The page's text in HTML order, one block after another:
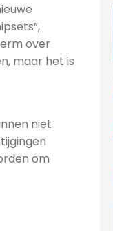
over
maar het is
niet
om